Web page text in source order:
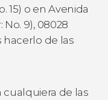
15) o en Avenida
No. 9), 08028
hacerlo de las
cualquiera de las